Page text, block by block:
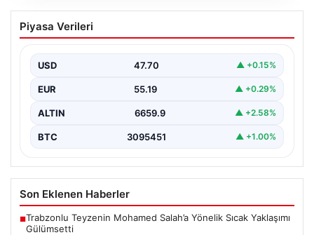
Dünya Kupası rüzgârı sürüyor: Messi
Inter Miami’nin geri dönüşünü başlattı
karşısında geriye düştüğü bir mücadelede sahadan…
Piyasa Verileri
USD 47.70 ▲ +0.15%
EUR 55.19 ▲ +0.29%
ALTIN 6659.9 ▲ +2.58%
BTC 3095451 ▲ +1.00%
Son Eklenen Haberler
■Trabzonlu Teyzenin Mohamed Salah’a Yönelik Sıcak Yaklaşımı
Gülümsetti